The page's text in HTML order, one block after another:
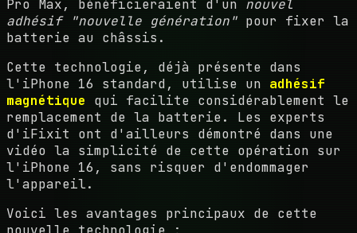
Pro Max, bénéficieraient d'un nouvel
adhésif "nouvelle génération" pour fixer la
batterie au châssis.
Cette technologie, déjà présente dans
l'iPhone 16 standard, utilise un adhésif
magnétique qui facilite considérablement le
remplacement de la batterie. Les experts
d'iFixit ont d'ailleurs démontré dans une
vidéo la simplicité de cette opération sur
l'iPhone 16, sans risquer d'endommager
l'appareil.
Voici les avantages principaux de cette